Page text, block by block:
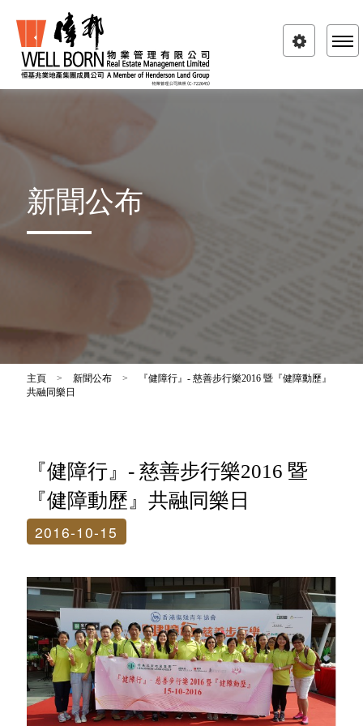
Toggle
新聞公布
主頁 > 新聞公布 >
『健障行』- 慈善步行樂2016 暨『健障動歷』
共融同樂日
『健障行』- 慈善步行樂2016 暨
『健障動歷』共融同樂日
2016-10-15